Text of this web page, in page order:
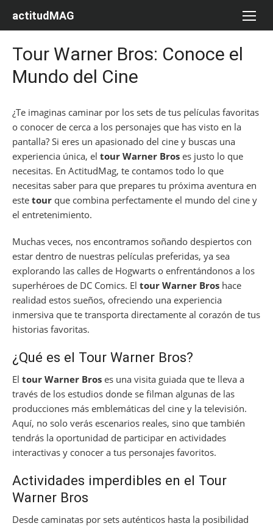
actitudMAG
Tour Warner Bros: Conoce el
Mundo del Cine
¿Te imaginas caminar por los sets de tus películas favoritas
o conocer de cerca a los personajes que has visto en la
pantalla? Si eres un apasionado del cine y buscas una
experiencia única, el tour Warner Bros es justo lo que
necesitas. En ActitudMag, te contamos todo lo que
necesitas saber para que prepares tu próxima aventura en
este tour que combina perfectamente el mundo del cine y
el entretenimiento.
Muchas veces, nos encontramos soñando despiertos con
estar dentro de nuestras películas preferidas, ya sea
explorando las calles de Hogwarts o enfrentándonos a los
superhéroes de DC Comics. El tour Warner Bros hace
realidad estos sueños, ofreciendo una experiencia
inmersiva que te transporta directamente al corazón de tus
historias favoritas.
¿Qué es el Tour Warner Bros?
El tour Warner Bros es una visita guiada que te lleva a
través de los estudios donde se filman algunas de las
producciones más emblemáticas del cine y la televisión.
Aquí, no solo verás escenarios reales, sino que también
tendrás la oportunidad de participar en actividades
interactivas y conocer a tus personajes favoritos.
Actividades imperdibles en el Tour
Warner Bros
Desde caminatas por sets auténticos hasta la posibilidad